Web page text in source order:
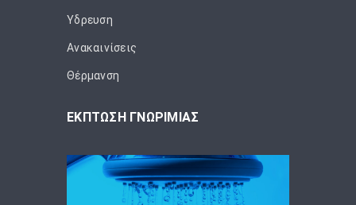
Ύδρευση
Ανακαινίσεις
Θέρμανση
ΕΚΠΤΩΣΗ ΓΝΩΡΙΜΙΑΣ